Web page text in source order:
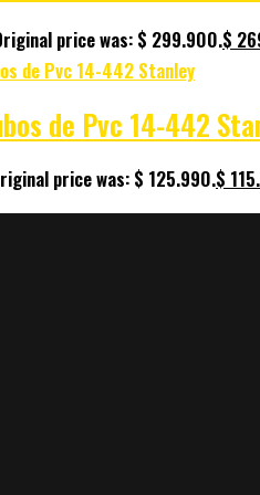
price was: $ 299.900.$
de Pvc 14-442
price was: $ 125.990.$